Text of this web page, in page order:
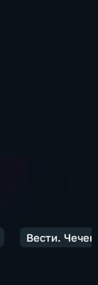
Вести.